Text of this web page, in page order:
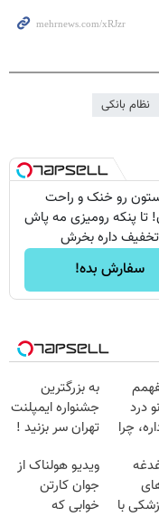
نظام بانکی
رو خنک و راحت
تا پنکه رومیزی مه پاش
تخفیف داره بخرش
سفارش بده!
درد
چرا
به بزرگترین
جشنواره ایمپلنت
تهران سر بزنید !
میلیون !
با
ویدیو هولناک از
جوان کارتن
خوابی که